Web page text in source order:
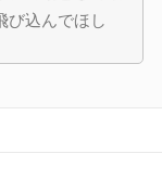
び込んでほし